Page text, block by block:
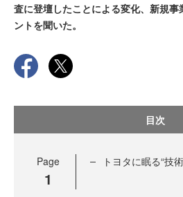
査に登壇したことによる変化、新規
ントを聞いた。
目次
Page
1
トヨタに眠る“技